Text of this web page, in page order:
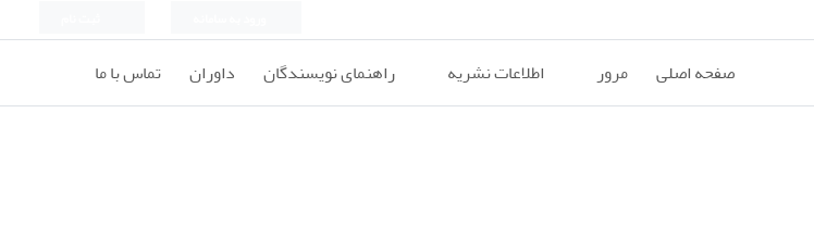
صفحه اصلی مرور اطلاعات نشریه راهنمای نویسندگان داوران تماس با ما